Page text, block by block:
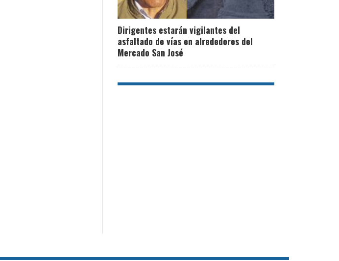
Dirigentes estarán vigilantes del
asfaltado de vías en alrededores del
Mercado San José